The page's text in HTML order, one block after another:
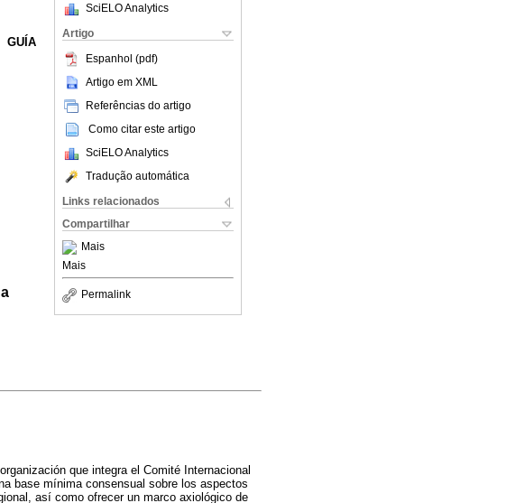
SciELO Analytics
Artigo
Espanhol (pdf)
Artigo em XML
Referências do artigo
Como citar este artigo
SciELO Analytics
Tradução automática
Links relacionados
Compartilhar
Mais
Mais
Permalink
GUÍA
que integra el Comité Internacional
base mínima consensual sobre los aspectos
así como ofrecer un marco axiológico de